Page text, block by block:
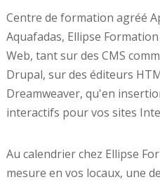
Centre de formation agréé
Aquafadas, Ellipse
Web, tant sur des CMS
Drupal, sur des éditeurs
Dreamweaver, qu'en
interactifs pour vos sites
Au calendrier chez Ellipse
mesure en vos locaux, une